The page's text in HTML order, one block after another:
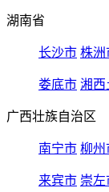
湖南省
长沙市 株洲
娄底市 湘西
广西壮族自治区
南宁市 柳州
来宾市 崇左